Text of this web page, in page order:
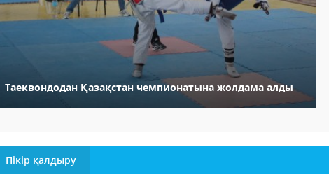
Таеквондодан Қазақстан чемпионатына жолдама алды
Пікір қалдыру